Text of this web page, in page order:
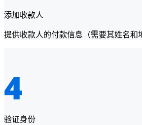
添加收款人
提供收款人的付款信息（需要其姓名和
验证身份